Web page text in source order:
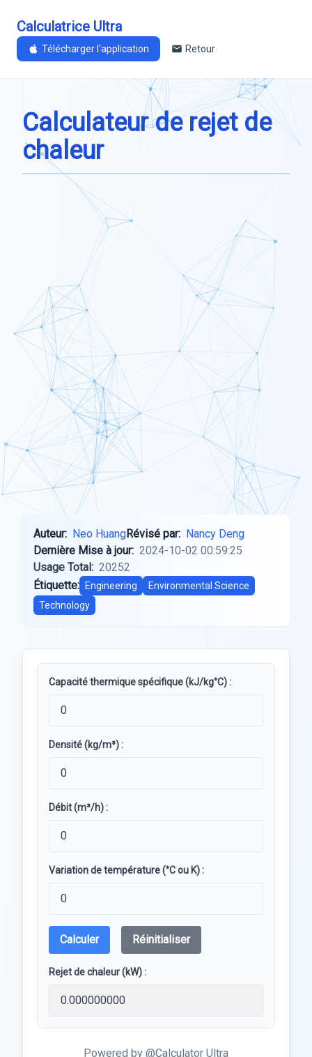
Calculatrice Ultra
Télécharger l'application Retour
Calculateur de rejet de
chaleur
Auteur: Neo HuangRévisé par: Nancy Deng
Dernière Mise à jour: 2024-10-02 00:59:25
Usage Total: 20252
Étiquette:
Engineering
Environmental Science
Technology
Capacité thermique spécifique (kJ/kg°C) :
Densité (kg/m³) :
Débit (m³/h) :
Variation de température (°C ou K) :
Calculer Réinitialiser
Rejet de chaleur (kW) :
Powered by @Calculator Ultra